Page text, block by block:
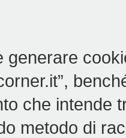
generare
che intende
metodo di